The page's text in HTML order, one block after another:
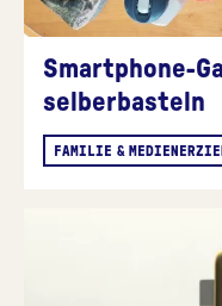
Smartphone-
selberbasteln
FAMILIE &